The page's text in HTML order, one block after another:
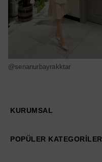
@senanurbayrakktar
KURUMSAL
POPÜLER KATEGORİLER